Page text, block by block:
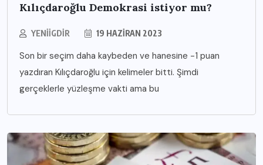
Kılıçdaroğlu Demokrasi istiyor mu?
YENIIGDIR 19 HAZIRAN 2023
Son bir seçim daha kaybeden ve hanesine -1 puan
yazdıran Kılıçdaroğlu için kelimeler bitti. Şimdi
gerçeklerle yüzleşme vakti ama bu